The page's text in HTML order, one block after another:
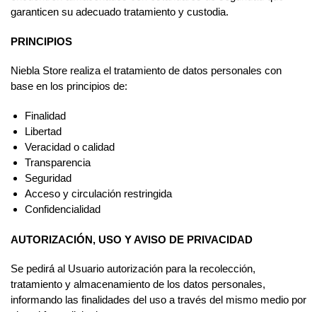
garanticen su adecuado tratamiento y custodia.
PRINCIPIOS
Niebla Store realiza el tratamiento de datos personales con
base en los principios de:
Finalidad
Libertad
Veracidad o calidad
Transparencia
Seguridad
Acceso y circulación restringida
Confidencialidad
AUTORIZACIÓN, USO Y AVISO DE PRIVACIDAD
Se pedirá́ al Usuario autorización para la recolección,
tratamiento y almacenamiento de los datos personales,
informando las finalidades del uso a través del mismo medio por